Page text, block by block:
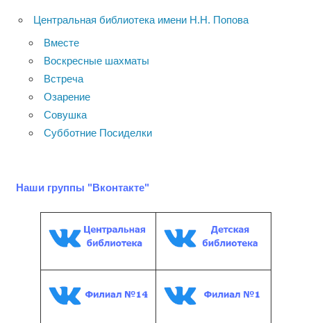
Центральная библиотека имени Н.Н. Попова
Вместе
Воскресные шахматы
Встреча
Озарение
Совушка
Субботние Посиделки
Наши группы "Вконтакте"